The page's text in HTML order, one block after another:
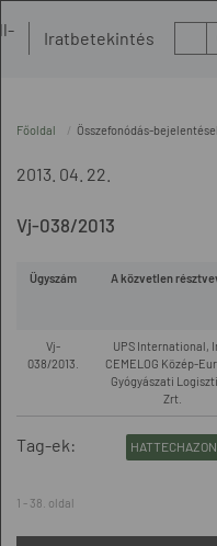
Iratbetekintés
Főoldal Összefonódás-
2013. 04. 22.
Vj-038/2013
Ügyszám A közvetlen
Vj-
038/2013.
UPS International,
CEMELOG Közép-
Gyógyászati
Zrt.
Tag-ek:
1 - 38. oldal